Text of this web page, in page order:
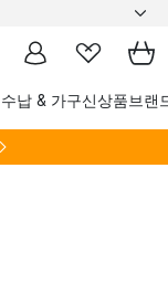
수납 & 가구신상품브랜